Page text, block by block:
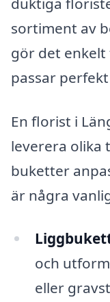
sortiment av
gör det
passar
En florist i
leverera olika
buketter
är några
och
eller